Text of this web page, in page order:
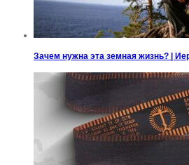
Зачем нужна эта земная жизнь? |